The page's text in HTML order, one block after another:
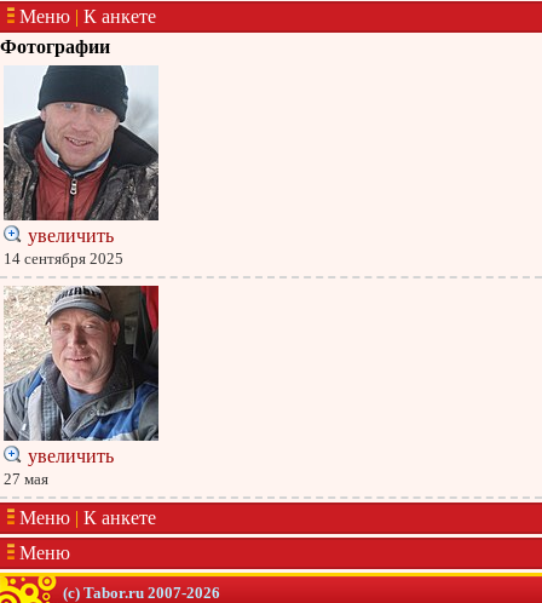
Меню | К анкете
Фотографии
увеличить
14 сентября 2025
увеличить
27 мая
Меню | К анкете
Меню
(c) Tabor.ru 2007-2026